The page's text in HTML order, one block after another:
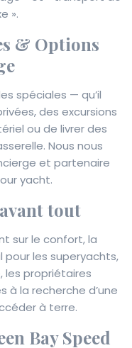
».
& Options
spéciales — qu’il
des excursions
ou de livrer des
Nous nous
et partenaire
yacht.
tout
sur le confort, la
les superyachts,
les propriétaires
la recherche d’une
à terre.
Bay Speed